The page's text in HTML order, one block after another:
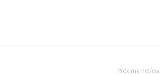
Próxima notícia